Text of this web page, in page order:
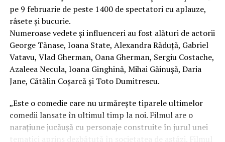
(costume).
O comedie actuală și colorată, filmul„În pielea mea”
are premiera națională pe 10 februarie, distribuit de
T.R.I.B.E. Films.
Mai multe detalii, imagini de la filmări, fragmente din
film și declarații din partea actorilor sunt disponibile pe
paginile social media ale filmului deFacebook,
Instagram,TikTok .
„În Pielea Mea”
este un film produs de: CB MOTION
pe 9 februarie de peste 1400 de spectatori cu aplauze,
râsete și bucurie.
Numeroase vedete și influenceri au fost alături de actorii
George Tănase, Ioana State, Alexandra Răduță, Gabriel
Vatavu, Vlad Gherman, Oana Gherman, Sergiu Costache,
Azaleea Necula, Ioana Ginghină, Mihai Găinușă, Daria
Jane, Cătălin Coșarcă și Toto Dumitrescu.
„Este o comedie care nu urmărește tiparele ultimelor
comedii lansate în ultimul timp la noi. Filmul are o
narațiune jucăușă cu personaje construite în jurul unei
tematici aprins dezbătută în societatea de astăzi. Filmul